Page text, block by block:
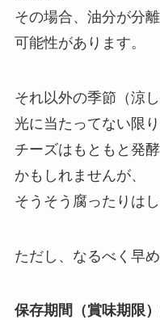
その場合、油分が分
可能性があります。
それ以外の季節（涼
光に当たってない限り
チーズはもともと発
かもしれませんが、
そうそう腐ったりは
ただし、なるべく早
保存期間（賞味期限